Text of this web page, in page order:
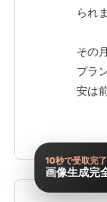
られ
その
プラ
安は
10秒で受取完了
画像生成完